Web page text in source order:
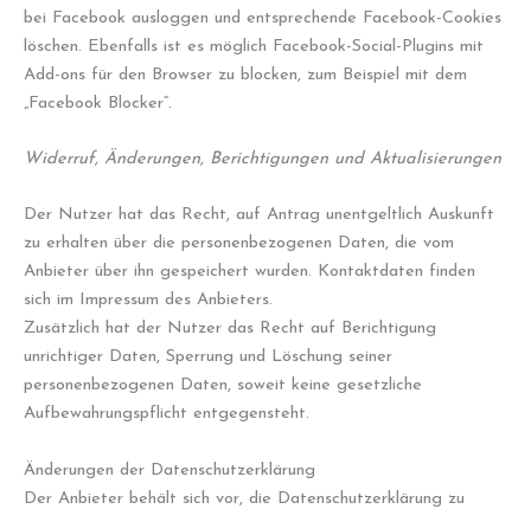
bei Facebook ausloggen und entsprechende Facebook-Cookies
löschen. Ebenfalls ist es möglich Facebook-Social-Plugins mit
Add-ons für den Browser zu blocken, zum Beispiel mit dem
„Facebook Blocker“.
Widerruf, Änderungen, Berichtigungen und Aktualisierungen
Der Nutzer hat das Recht, auf Antrag unentgeltlich Auskunft
zu erhalten über die personenbezogenen Daten, die vom
Anbieter über ihn gespeichert wurden. Kontaktdaten finden
sich im Impressum des Anbieters.
Zusätzlich hat der Nutzer das Recht auf Berichtigung
unrichtiger Daten, Sperrung und Löschung seiner
personenbezogenen Daten, soweit keine gesetzliche
Aufbewahrungspflicht entgegensteht.
Änderungen der Datenschutzerklärung
Der Anbieter behält sich vor, die Datenschutzerklärung zu